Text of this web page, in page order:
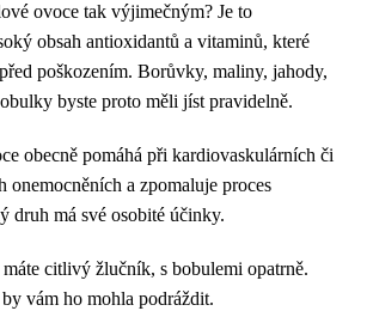
ovoce tak výjimečným? Je to
obsah antioxidantů a vitaminů, které
poškozením. Borůvky, maliny, jahody,
byste proto měli jíst pravidelně.
obecně pomáhá při kardiovaskulárních či
onemocněních a zpomaluje proces
druh má své osobité účinky.
citlivý žlučník, s bobulemi opatrně.
vám ho mohla podráždit.